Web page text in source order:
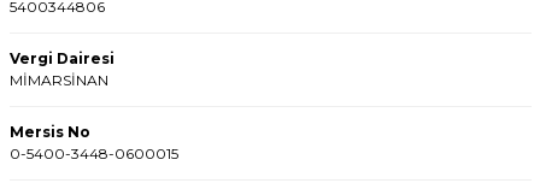
5400344806
Vergi Dairesi
MİMARSİNAN
Mersis No
0-5400-3448-0600015